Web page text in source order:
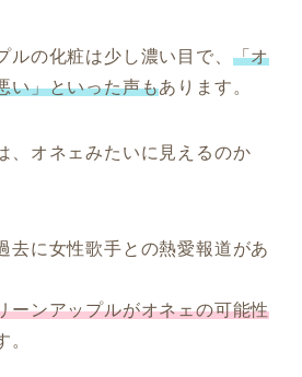
ルの化粧は少し濃い目で、 「オ
い」といった声もあります。
、オネェみたいに見えるのか
去に女性歌手との熱愛報道があ
ーンアップルがオネェの可能性
。